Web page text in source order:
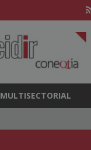
MULTISECTORIAL